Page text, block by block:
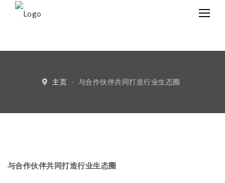
主页 - 与合作伙伴共同打造行业生态圈
与合作伙伴共同打造行业生态圈